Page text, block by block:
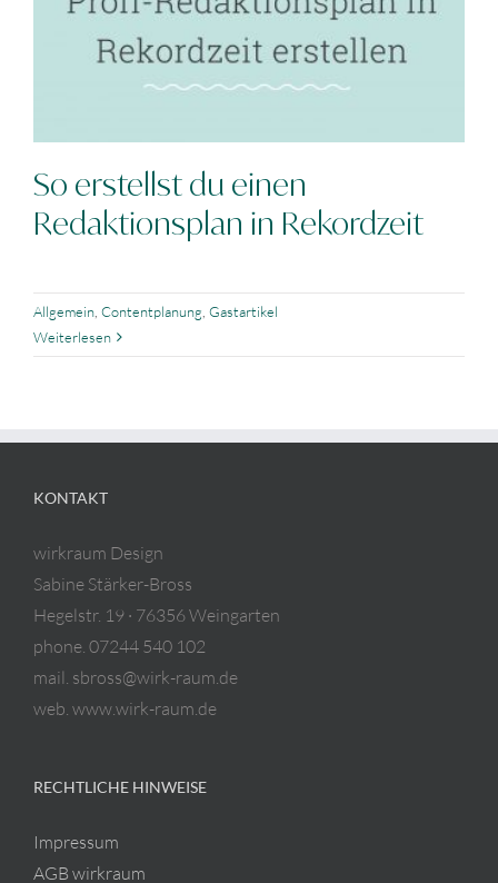
So erstellst du einen
Redaktionsplan in Rekordzeit
Allgemein Contentplanung Gastartikel
Weiterlesen
KONTAKT
wirkraum Design
Sabine Stärker-Bross
Hegelstr. 19 · 76356 Weingarten
phone. 07244 540 102
mail. sbross@wirk-raum.de
web. www.wirk-raum.de
RECHTLICHE HINWEISE
Impressum
AGB wirkraum